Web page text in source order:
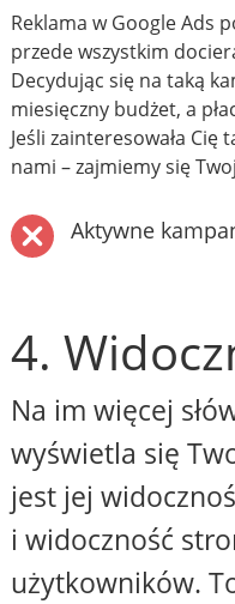
Reklama w Google Ads
przede wszystkim
Decydując się na taką
miesięczny budżet, a
Jeśli zainteresowała
nami – zajmiemy się
Aktywne
4.
Na im więcej
wyświetla się
jest jej
i widoczność
użytkowników.